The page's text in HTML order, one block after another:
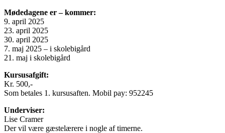
Mødedagene er – kommer:
9. april 2025
23. april 2025
30. april 2025
7. maj 2025 – i skolebigård
21. maj i skolebigård
Kursusafgift:
Kr. 500,-
Som betales 1. kursusaften. Mobil pay: 952245
Underviser:
Lise Cramer
Der vil være gæstelærere i nogle af timerne.